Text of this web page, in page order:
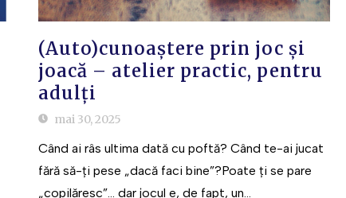
(Auto)cunoaștere prin joc și
joacă – atelier practic, pentru
adulți
mai 30, 2025
Când ai râs ultima dată cu poftă? Când te-ai jucat
fără să-ți pese „dacă faci bine”?Poate ți se pare
„copilăresc”... dar jocul e, de fapt, un...